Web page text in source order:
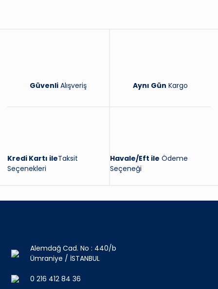
Güvenli Alışveriş Aynı Gün Kargo
Kredi Kartı ileTaksit
Seçenekleri
Havale/Eft ile Ödeme
Seçeneği
Alemdağ Cad. No : 440/b
Ümraniye / İSTANBUL
0 216 412 84 36